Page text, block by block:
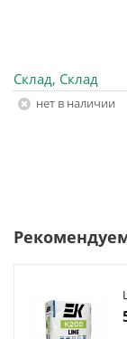
Склад, Склад
Нет в наличии